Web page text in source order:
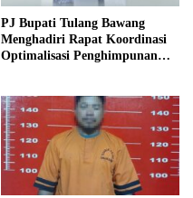
PJ Bupati Tulang Bawang
Menghadiri Rapat Koordinasi
Optimalisasi Penghimpunan